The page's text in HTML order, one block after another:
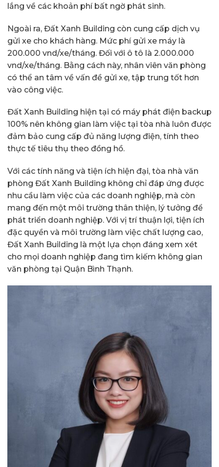
lắng về các khoản phí bất ngờ phát sinh.
Ngoài ra, Đất Xanh Building còn cung cấp dịch vụ
gửi xe cho khách hàng. Mức phí gửi xe máy là
200.000 vnd/xe/tháng. Đối với ô tô là 2.000.000
vnd/xe/tháng. Bằng cách này, nhân viên văn phòng
có thể an tâm về vấn đề gửi xe, tập trung tốt hơn
vào công việc.
Đất Xanh Building hiện tại có máy phát điện backup
100% nên không gian làm việc tại tòa nhà luôn được
đảm bảo cung cấp đủ năng lượng điện, tính theo
thực tế tiêu thụ theo đồng hồ.
Với các tính năng và tiện ích hiện đại, tòa nhà văn
phòng Đất Xanh Building không chỉ đáp ứng được
nhu cầu làm việc của các doanh nghiệp, mà còn
mang đến một môi trường thân thiện, lý tưởng để
phát triển doanh nghiệp. Với vị trí thuận lợi, tiện ích
đặc quyền và môi trường làm việc chất lượng cao,
Đất Xanh Building là một lựa chọn đáng xem xét
cho mọi doanh nghiệp đang tìm kiếm không gian
văn phòng tại Quận Bình Thạnh.